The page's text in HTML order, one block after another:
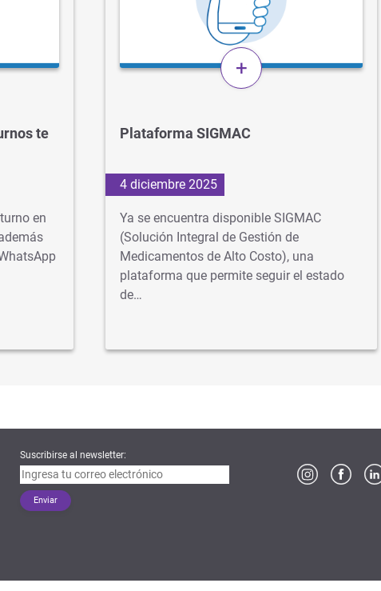
te
en
+
Plataforma SIGMAC
4 diciembre 2025
Ya se encuentra disponible SIGMAC
(Solución Integral de Gestión de
Medicamentos de Alto Costo), una
plataforma que permite seguir el estado
de…
Suscribirse al newsletter: